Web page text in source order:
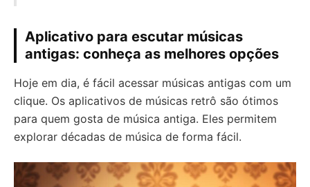
Aplicativo para escutar músicas
antigas: conheça as melhores opções
Hoje em dia, é fácil acessar músicas antigas com um
clique. Os aplicativos de músicas retrô são ótimos
para quem gosta de música antiga. Eles permitem
explorar décadas de música de forma fácil.